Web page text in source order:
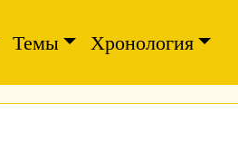
Темы Хронология